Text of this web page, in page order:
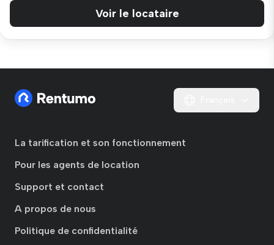
Voir le locataire
La tarification et son fonctionnement
Pour les agents de location
Support et contact
A propos de nous
Politique de confidentialité